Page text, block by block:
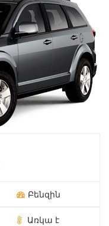
Բենզին
Առկա է